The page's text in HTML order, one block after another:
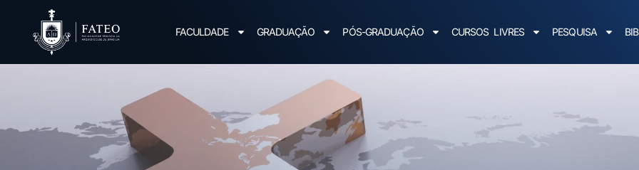
FACULDADE GRADUAÇÃO PÓS-GRADUAÇÃO CURSOS LIVRES PESQUISA